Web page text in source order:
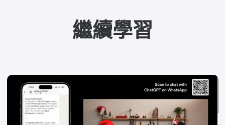
繼續學習